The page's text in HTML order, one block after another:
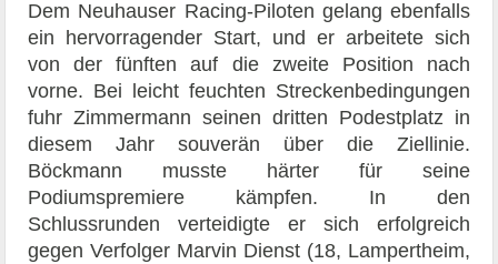
Dem Neuhauser Racing-Piloten gelang ebenfalls
ein hervorragender Start, und er arbeitete sich
von der fünften auf die zweite Position nach
vorne. Bei leicht feuchten Streckenbedingungen
fuhr Zimmermann seinen dritten Podestplatz in
diesem Jahr souverän über die Ziellinie.
Böckmann musste härter für seine
Podiumspremiere kämpfen. In den
Schlussrunden verteidigte er sich erfolgreich
gegen Verfolger Marvin Dienst (18, Lampertheim,